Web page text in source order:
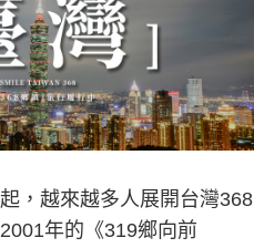
，越來越多人展開台灣368
年的《319鄉向前